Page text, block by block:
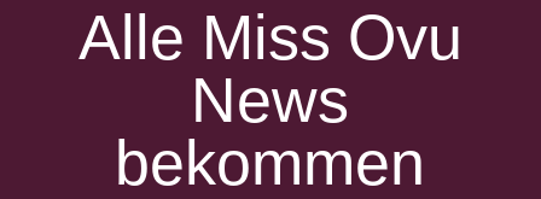
Alle Miss Ovu
News
bekommen